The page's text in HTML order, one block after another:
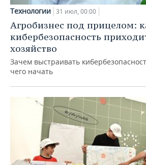
Технологии 31 июл, 00:00
Агробизнес под прицелом:
кибербезопасность
хозяйство
Зачем выстраивать
чего начать